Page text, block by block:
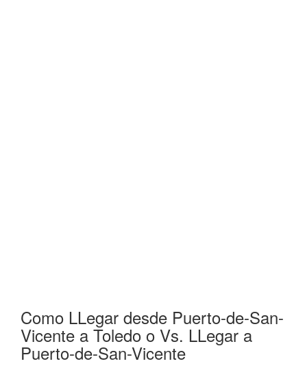
Como LLegar desde Puerto-de-San-
Vicente a Toledo o Vs. LLegar a
Puerto-de-San-Vicente